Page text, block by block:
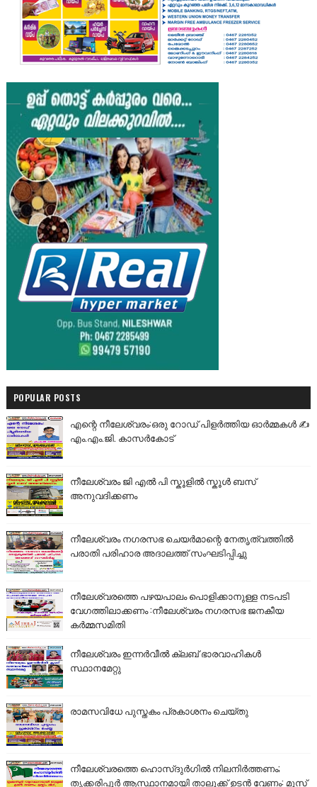
POPULAR POSTS
എന്റെ നീലേശ്വരം:ഒരു റോഡ് പിളർത്തിയ ഓർമ്മകൾ ✍️
എം.എം.ജി. കാസർകോട്
നീലേശ്വരം ജി എൽ പി സ്കൂളിൽ സ്കൂൾ ബസ്
അനുവദിക്കണം
നീലേശ്വരം നഗരസഭ ചെയർമാന്റെ നേതൃത്വത്തിൽ
പരാതി പരിഹാര അദാലത്ത് സംഘടിപ്പിച്ചു
നീലേശ്വരത്തെ പഴയപാലം പൊളിക്കാനുള്ള നടപടി
വേഗത്തിലാക്കണം :നീലേശ്വരം നഗരസഭ ജനകീയ
കർമ്മസമിതി
നീലേശ്വരം ഇന്നർവീൽ ക്ലബ് ഭാരവാഹികൾ
സ്ഥാനമേറ്റു
രാമസവിധേ പുസ്തകം പ്രകാശനം ചെയ്തു
നീലേശ്വരത്തെ ഹൊസ്ദുർഗിൽ നിലനിർത്തണം;
തൃക്കരിപ്പൂർ ആസ്ഥാനമായി താലൂക്ക് ഉടൻ വേണം: മുസ്